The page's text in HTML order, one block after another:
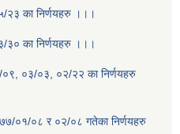
२३ का निर्णयहरु ।।।
३० का निर्णयहरु ।।।
०९, ०३/०३, ०२/२२ का निर्णयहरु
०१/०८ र ०२/०८ गतेका निर्णयहरु